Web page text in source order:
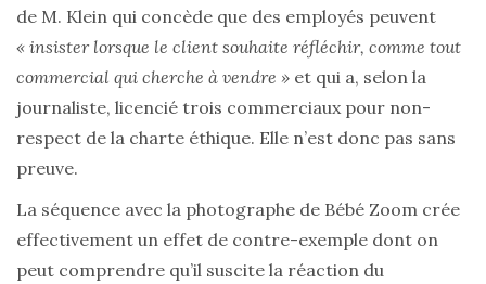
de M. Klein qui concède que des employés peuvent
« insister lorsque le client souhaite réfléchir, comme tout
commercial qui cherche à vendre » et qui a, selon la
journaliste, licencié trois commerciaux pour non-
respect de la charte éthique. Elle n’est donc pas sans
preuve.
La séquence avec la photographe de Bébé Zoom crée
effectivement un effet de contre-exemple dont on
peut comprendre qu’il suscite la réaction du